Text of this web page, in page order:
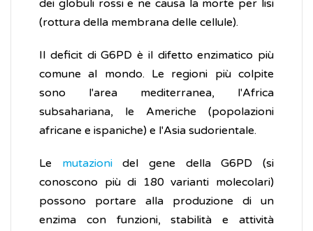
dei globuli rossi e ne causa la morte per lisi
(rottura della membrana delle cellule).
Il deficit di G6PD è il difetto enzimatico più
comune al mondo. Le regioni più colpite
sono l'area mediterranea, l'Africa
subsahariana, le Americhe (popolazioni
africane e ispaniche) e l'Asia sudorientale.
Le mutazionidel gene della G6PD (si
conoscono più di 180 varianti molecolari)
possono portare alla produzione di un
enzima con funzioni, stabilità e attività